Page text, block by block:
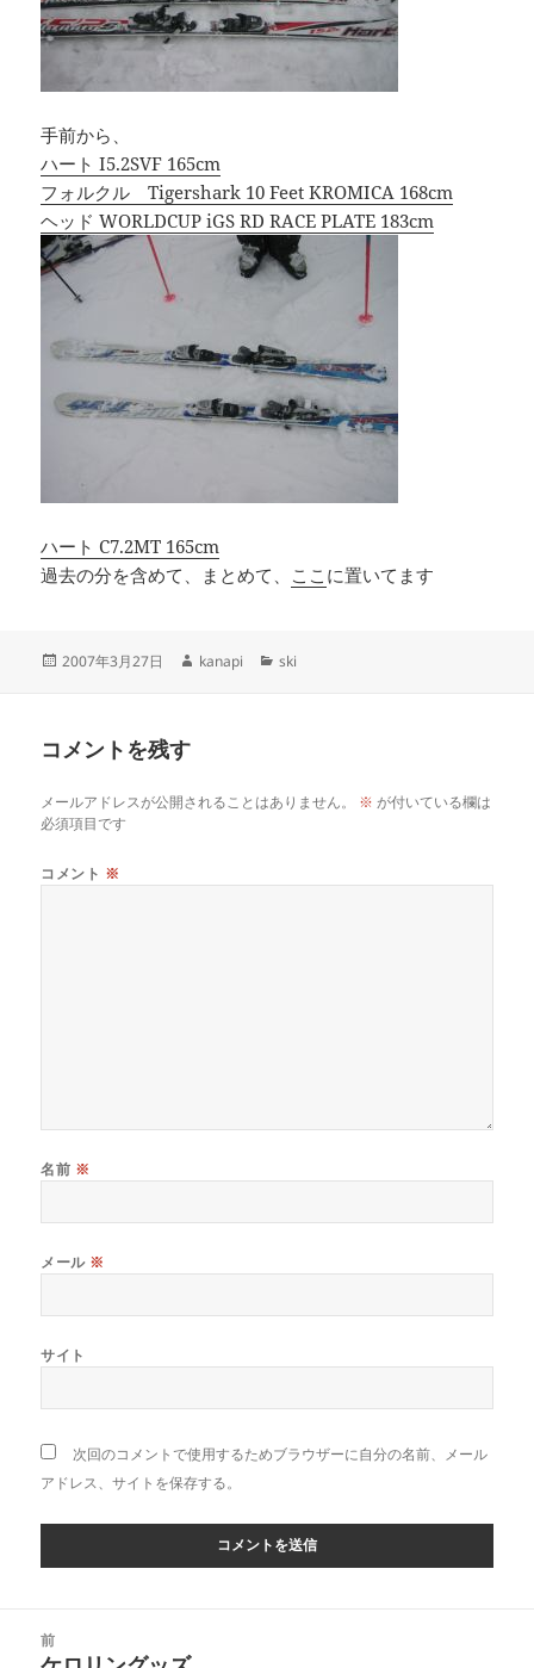
手前から、
ハート I5.2SVF 165cm
フォルクル Tigershark 10 Feet KROMICA 168cm
ヘッド WORLDCUP iGS RD RACE PLATE 183cm
ハート C7.2MT 165cm
過去の分を含めて、まとめて、 ここ に置いてます
投
2007年3月27日
作
kanapi
カ
ski
コメントを残す
メールアドレスが公開されることはありません。 ※ が付いている欄は
必須項目です
コメント ※
名前 ※
メール ※
サイト
次回のコメントで使用するためブラウザーに自分の名前、メール
アドレス、サイトを保存する。
前